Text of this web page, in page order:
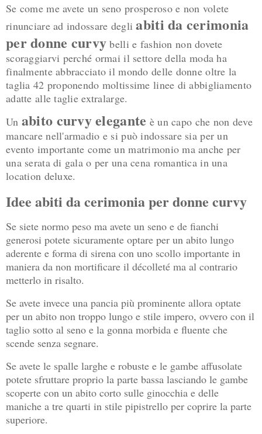
Se come me avete un seno prosperoso e non volete
rinunciare ad indossare degliabiti da cerimonia
per donne curvy belli e fashion non dovete
scoraggiarvi perché ormai il settore della moda ha
finalmente abbracciato il mondo delle donne oltre la
taglia 42 proponendo moltissime linee di abbigliamento
adatte alle taglie extralarge.
Un abito curvy elegante è un capo che non deve
mancare nell'armadio e si può indossare sia per un
evento importante come un matrimonio ma anche per
una serata di gala o per una cena romantica in una
location deluxe.
Idee abiti da cerimonia per donne curvy
Se siete normo peso ma avete un seno e de fianchi
generosi potete sicuramente optare per un abito lungo
aderente e forma di sirena con uno scollo importante in
maniera da non mortificare il décolleté ma al contrario
metterlo in risalto.
Se avete invece una pancia più prominente allora optate
per un abito non troppo lungo e stile impero, ovvero con il
taglio sotto al seno e la gonna morbida e fluente che
scende senza segnare.
Se avete le spalle larghe e robuste e le gambe affusolate
potete sfruttare proprio la parte bassa lasciando le gambe
scoperte con un abito corto sulle ginocchia e delle
maniche a tre quarti in stile pipistrello per coprire la parte
superiore.